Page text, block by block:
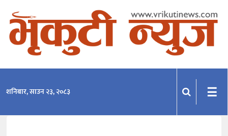
समाचार
शनिबार, साउन २३, २०८३ ☰